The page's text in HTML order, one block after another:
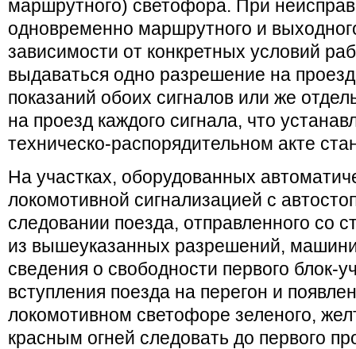
маршрутного) светофора. При
одновременно маршрутного и
зависимости от конкретных условий
выдаваться одно разрешение на
показаний обоих сигналов или же
на проезд каждого сигнала, что
техническо-распорядительном акте
На участках, оборудованных
локомотивной сигнализацией с
следовании поезда, отправленного со
из вышеуказанных разрешений,
сведения о свободности первого блок-
вступления поезда на перегон и
локомотивном светофоре зеленого,
красным огней следовать до первого